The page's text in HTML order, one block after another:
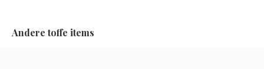
Andere toffe items